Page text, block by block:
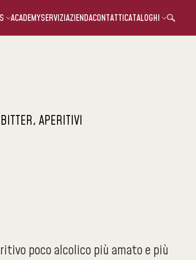
ACADEMYSERVIZIAZIENDACONTATTICATALOGHI
APERITIVI
poco alcolico più amato e più